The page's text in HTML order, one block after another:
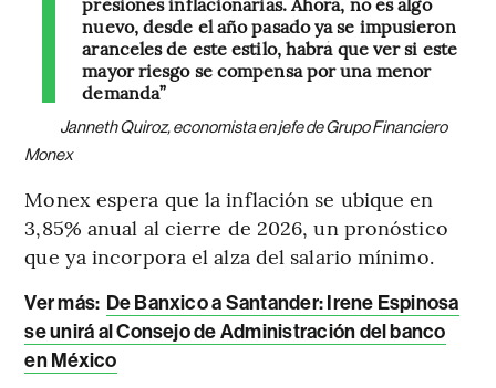
nuevo, desde el año pasado ya se impusieron
aranceles de este estilo, habrá que ver si este
mayor riesgo se compensa por una menor
demanda”
Janneth Quiroz, economista en jefe de Grupo Financiero
Monex
Monex espera que la inflación se ubique en
3,85% anual al cierre de 2026, un pronóstico
que ya incorpora el alza del salario mínimo.
Ver más: De Banxico a Santander: Irene Espinosa
se unirá al Consejo de Administración del banco
en México